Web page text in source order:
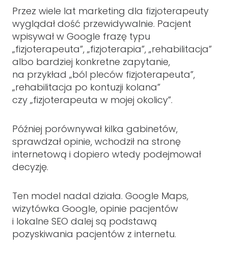
Przez wiele lat marketing dla fizjoterapeuty
wyglądał dość przewidywalnie. Pacjent
wpisywał w Google frazę typu
„fizjoterapeuta”, „fizjoterapia”, „rehabilitacja”
albo bardziej konkretne zapytanie,
na przykład „ból pleców fizjoterapeuta”,
„rehabilitacja po kontuzji kolana”
czy „fizjoterapeuta w mojej okolicy”.
Później porównywał kilka gabinetów,
sprawdzał opinie, wchodził na stronę
internetową i dopiero wtedy podejmował
decyzję.
Ten model nadal działa. Google Maps,
wizytówka Google, opinie pacjentów
i lokalne SEO dalej są podstawą
pozyskiwania pacjentów z internetu.